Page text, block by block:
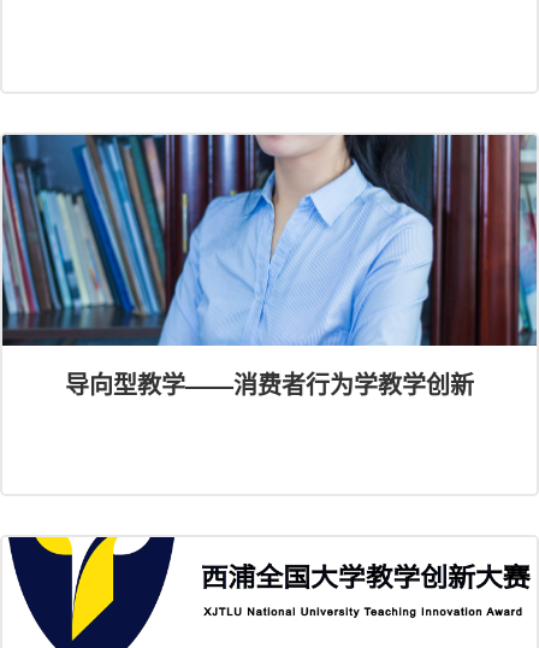
导向型教学——消费者行为学教学创新